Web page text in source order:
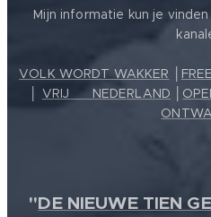
Mijn informatie kun je
VOLK WORDT WAKKER
VRIJ ❤️ NEDERLAND
"DE NIEUWE TIEN